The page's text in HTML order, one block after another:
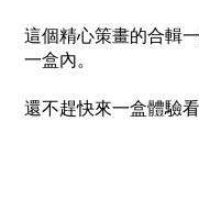
這個精心策畫的合輯
一盒內。
還不趕快來一盒體驗